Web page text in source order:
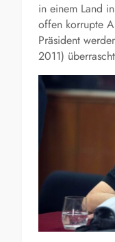
in einem Land
offen korrupte
Präsident
2011)